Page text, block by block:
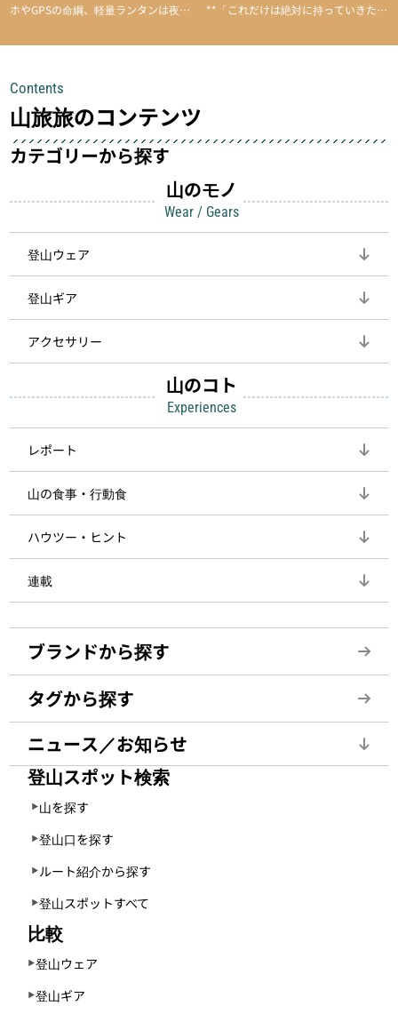
ホやGPSの命綱、軽量ランタンは夜間
して安全にしてくれます
**「これだけは絶対に持っていきた
Contents
山旅旅のコンテンツ
カテゴリーから探す
山のモノ
Wear / Gears
登山ウェア
登山ギア
アクセサリー
山のコト
Experiences
レポート
山の食事・行動食
ハウツー・ヒント
連載
ブランドから探す
タグから探す
ニュース／お知らせ
登山スポット検索
山を探す
登山口を探す
ルート紹介から探す
登山スポットすべて
比較
登山ウェア
登山ギア